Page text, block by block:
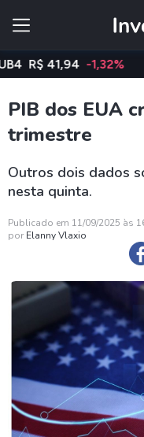
41,94 -1,32%
PIB dos EUA
trimestre
Outros dois dados
nesta quinta.
Publicado em 11/09/2025 às
por Elanny Vlaxio